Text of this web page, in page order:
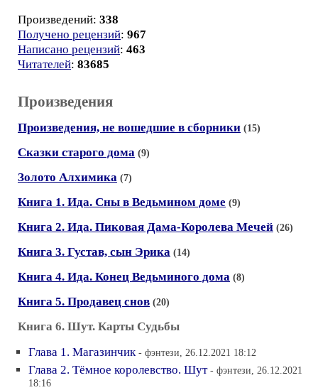
Произведений: 338
Получено рецензий: 967
Написано рецензий: 463
Читателей: 83685
Произведения
Произведения, не вошедшие в сборники (15)
Сказки старого дома (9)
Золото Алхимика (7)
Книга 1. Ида. Сны в Ведьмином доме (9)
Книга 2. Ида. Пиковая Дама-Королева Мечей (26)
Книга 3. Густав, сын Эрика (14)
Книга 4. Ида. Конец Ведьминого дома (8)
Книга 5. Продавец снов (20)
Книга 6. Шут. Карты Судьбы
Глава 1. Магазинчик - фэнтези, 26.12.2021 18:12
Глава 2. Тёмное королевство. Шут - фэнтези, 26.12.2021
18:16